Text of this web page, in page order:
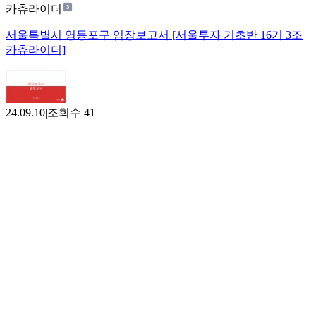
카츄라이더
서울특별시 영등포구 임장보고서 [서울투자 기초반 16기 3조
카츄라이더]
24.09.10|조회수 41